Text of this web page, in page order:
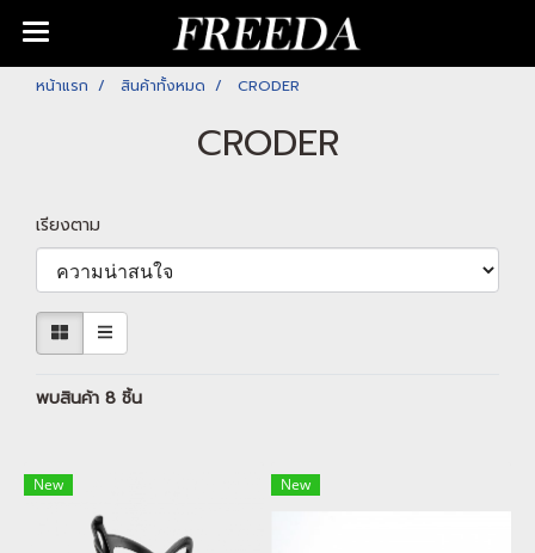
หน้าแรก สินค้าทั้งหมด CRODER
CRODER
เรียงตาม
พบสินค้า 8 ชิ้น
New New